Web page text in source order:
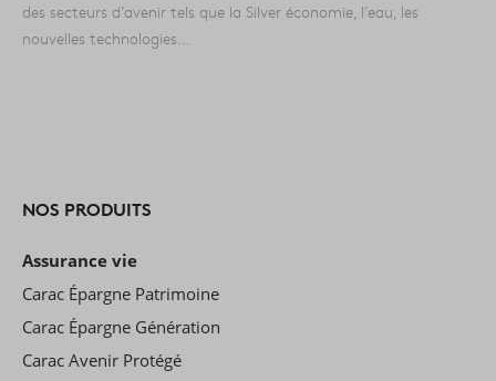
des secteurs d’avenir tels que la Silver économie, l’eau, les
nouvelles technologies…
NOS PRODUITS
Assurance vie
Carac Épargne Patrimoine
Carac Épargne Génération
Carac Avenir Protégé